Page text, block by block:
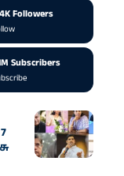
Followers
Subscribers